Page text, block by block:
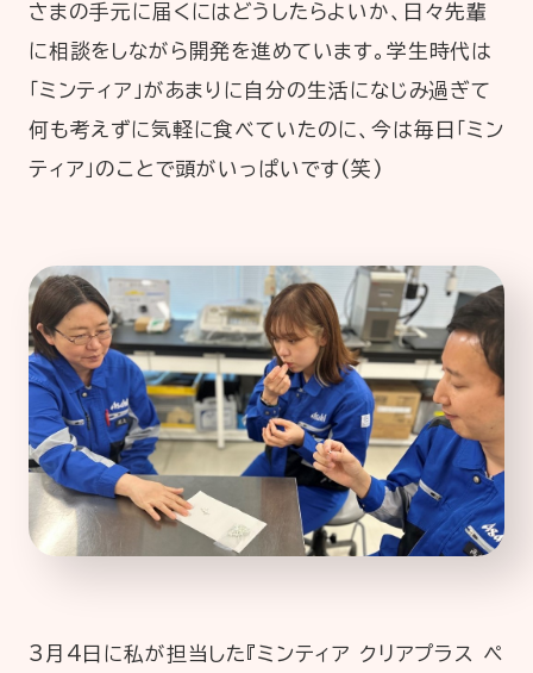
さまの手元に届くにはどうしたらよいか、日々先輩
に相談をしながら開発を進めています。学生時代は
「ミンティア」があまりに自分の生活になじみ過ぎて
何も考えずに気軽に食べていたのに、今は毎日「ミン
ティア」のことで頭がいっぱいです(笑)
3月4日に私が担当した『ミンティア クリアプラス ペ